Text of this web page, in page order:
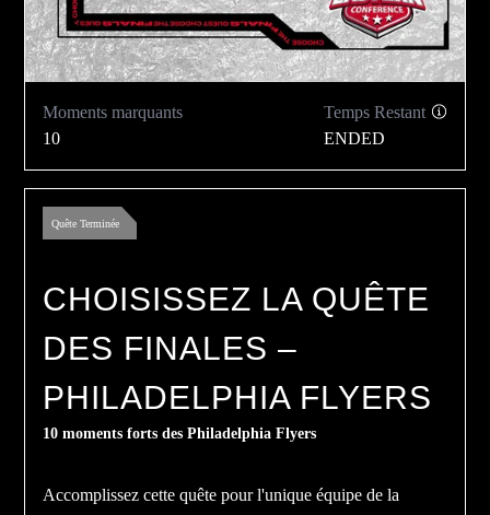
Moments marquants
10
Temps Restant
ENDED
Quête Terminée
CHOISISSEZ LA QUÊTE
DES FINALES –
PHILADELPHIA FLYERS
10 moments forts des Philadelphia Flyers
Accomplissez cette quête pour l'unique équipe de la